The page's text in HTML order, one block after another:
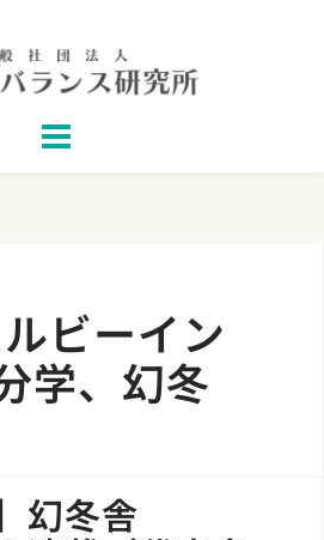
ビーイン
学、幻冬
幻冬舎